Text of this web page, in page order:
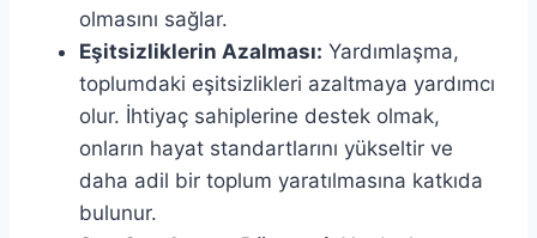
olmasını sağlar.
Eşitsizliklerin Azalması: Yardımlaşma,
toplumdaki eşitsizlikleri azaltmaya yardımcı
olur. İhtiyaç sahiplerine destek olmak,
onların hayat standartlarını yükseltir ve
daha adil bir toplum yaratılmasına katkıda
bulunur.